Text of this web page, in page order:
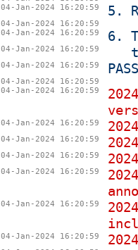
04-Jan-2024 16:20:59
5.
04-Jan-2024 16:20:59
04-Jan-2024 16:20:59
6.
04-Jan-2024 16:20:59
04-Jan-2024 16:20:59
04-Jan-2024 16:20:59
04-Jan-2024 16:20:59
04-Jan-2024 16:20:59
04-Jan-2024 16:20:59
04-Jan-2024 16:20:59
04-Jan-2024 16:20:59
04-Jan-2024 16:20:59
04-Jan-2024 16:20:59